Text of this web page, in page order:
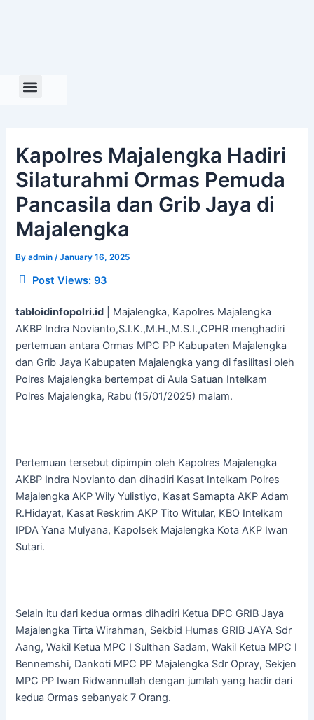
Kapolres Majalengka Hadiri
Silaturahmi Ormas Pemuda
Pancasila dan Grib Jaya di
Majalengka
Byadmin /January 16, 2025
Post Views: 93
tabloidinfopolri.id | Majalengka, Kapolres Majalengka
AKBP Indra Novianto,S.I.K.,M.H.,M.S.I.,CPHR menghadiri
pertemuan antara Ormas MPC PP Kabupaten Majalengka
dan Grib Jaya Kabupaten Majalengka yang di fasilitasi oleh
Polres Majalengka bertempat di Aula Satuan Intelkam
Polres Majalengka, Rabu (15/01/2025) malam.
Pertemuan tersebut dipimpin oleh Kapolres Majalengka
AKBP Indra Novianto dan dihadiri Kasat Intelkam Polres
Majalengka AKP Wily Yulistiyo, Kasat Samapta AKP Adam
R.Hidayat, Kasat Reskrim AKP Tito Witular, KBO Intelkam
IPDA Yana Mulyana, Kapolsek Majalengka Kota AKP Iwan
Sutari.
Selain itu dari kedua ormas dihadiri Ketua DPC GRIB Jaya
Majalengka Tirta Wirahman, Sekbid Humas GRIB JAYA Sdr
Aang, Wakil Ketua MPC I Sulthan Sadam, Wakil Ketua MPC I
Bennemshi, Dankoti MPC PP Majalengka Sdr Opray, Sekjen
MPC PP Iwan Ridwannullah dengan jumlah yang hadir dari
kedua Ormas sebanyak 7 Orang.